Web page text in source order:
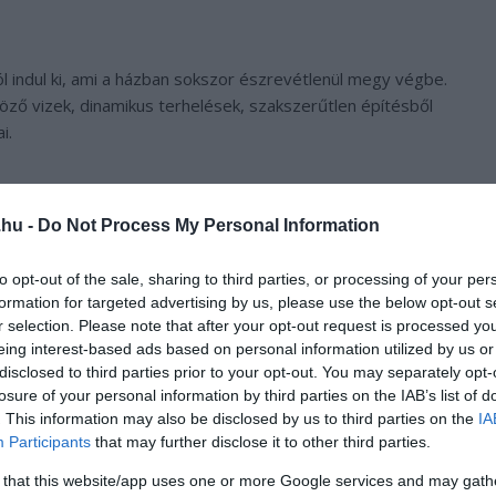
- Do Not Process My Personal Information
opt-out of the sale, sharing to third parties, or processing of your
for targeted advertising by us, please use the below opt-out
selection. Please note that after your opt-out request is processed
interest-based ads based on personal information utilized by us
to third parties prior to your opt-out. You may separately
of your personal information by third parties on the IAB’s list of
This information may also be disclosed by us to third parties on the
Participants that may further disclose it to other third parties.
that this website/app uses one or more Google services and may
indul ki, ami a házban sokszor észrevétlenül megy végbe.
vizek, dinamikus terhelések, szakszerűtlen építésből
víz, a ház környékén elhaladó forgalom terhelése, a
kisebb-nagyobb repedésekhez.
mélysége és iránya
számára.
hogyha egy repedés 1 centiméter mély, illetve, ha az
súlyosabb a problémaés érdemes mihamarabb egy
felmérik a ház állapotát és megoldásokkal,